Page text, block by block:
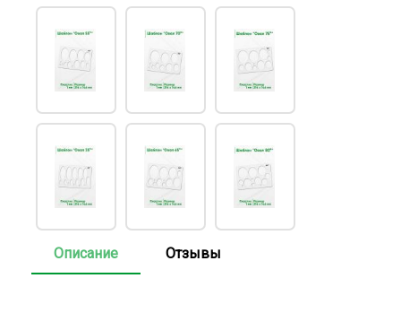
Описание Отзывы